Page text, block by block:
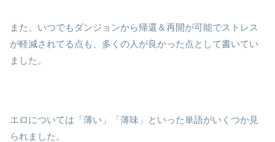
また、いつでもダンジョンから帰還＆再開が可能でストレス
が軽減されてる点も、多くの人が良かった点として書いてい
ました。
エロについては「薄い」「薄味」といった単語がいくつか見
られました。